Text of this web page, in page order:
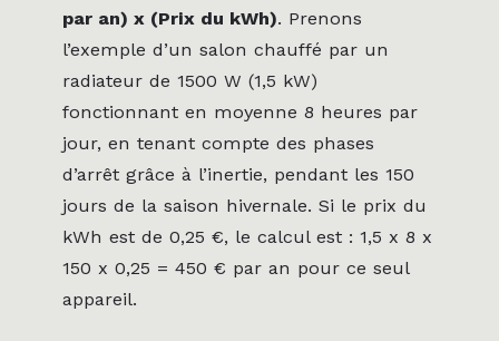
par an) x (Prix du kWh). Prenons
l’exemple d’un salon chauffé par un
radiateur de 1500 W (1,5 kW)
fonctionnant en moyenne 8 heures par
jour, en tenant compte des phases
d’arrêt grâce à l’inertie, pendant les 150
jours de la saison hivernale. Si le prix du
kWh est de 0,25 €, le calcul est : 1,5 x 8 x
150 x 0,25 = 450 € par an pour ce seul
appareil.